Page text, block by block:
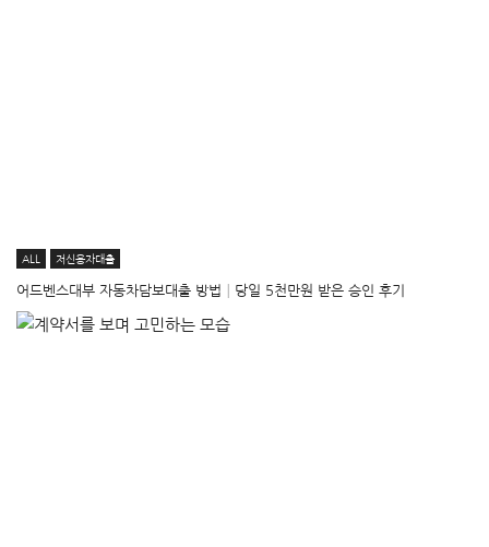
ALL 저신용자대출
어드벤스대부 자동차담보대출 방법│당일 5천만원 받은 승인 후기